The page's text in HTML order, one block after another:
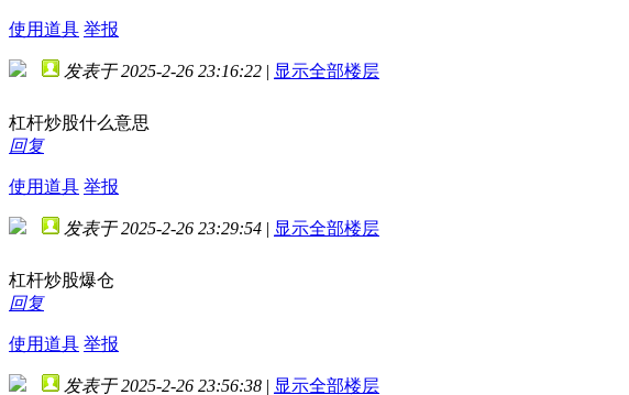
使用道具 举报
发表于 2025-2-26 23:16:22 | 显示全部楼层
杠杆炒股什么意思
回复
使用道具 举报
发表于 2025-2-26 23:29:54 | 显示全部楼层
杠杆炒股爆仓
回复
使用道具 举报
发表于 2025-2-26 23:56:38 | 显示全部楼层